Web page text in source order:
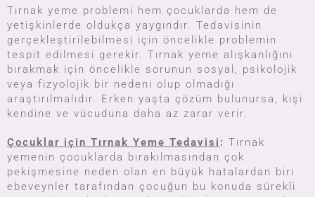
Tırnak yeme problemi hem çocuklarda hem de
yetişkinlerde oldukça yaygındır. Tedavisinin
gerçekleştirilebilmesi için öncelikle problemin
tespit edilmesi gerekir. Tırnak yeme alışkanlığını
bırakmak için öncelikle sorunun sosyal, psikolojik
veya fizyolojik bir nedeni olup olmadığı
araştırılmalıdır. Erken yaşta çözüm bulunursa, kişi
kendine ve vücuduna daha az zarar verir.
Çocuklar için Tırnak Yeme Tedavisi : Tırnak
yemenin çocuklarda bırakılmasından çok
pekişmesine neden olan en büyük hatalardan biri
ebeveynler tarafından çocuğun bu konuda sürekli